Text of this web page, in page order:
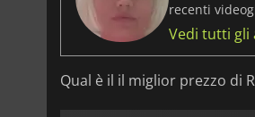
recenti
Vedi tutti gli
Qual è il il miglior prezzo di